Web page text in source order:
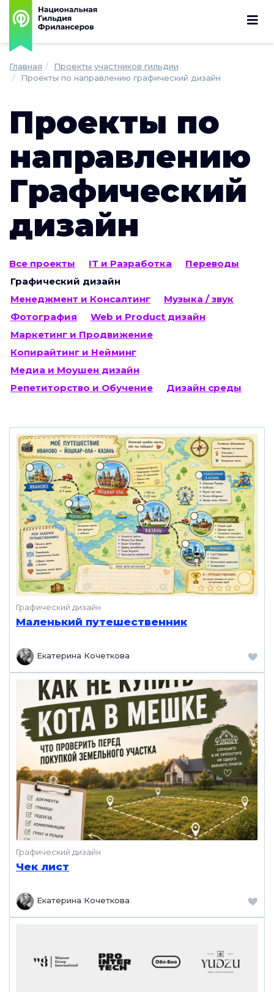
Главная
Проекты участников гильдии
Проекты по направлению графический дизайн
Проекты по
направлению
Графический
дизайн
Все проекты IT и Разработка
Переводы
Графический дизайн
Менеджмент и Консалтинг
Музыка / звук
Фотография
Web и Product дизайн
Маркетинг и Продвижение
Копирайтинг и Нейминг
Медиа и Моушен дизайн
Репетиторство и Обучение
Дизайн среды
Графический дизайн
Маленький путешественник
Екатерина Кочеткова
Графический дизайн
Чек лист
Екатерина Кочеткова